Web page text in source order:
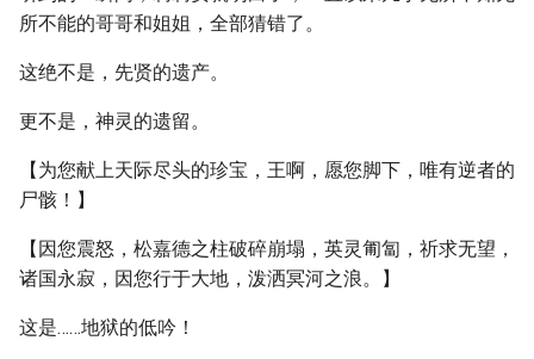
所不能的哥哥和姐姐，全部猜错了。
这绝不是，先贤的遗产。
更不是，神灵的遗留。
【为您献上天际尽头的珍宝，王啊，愿您脚下，唯有逆者的
尸骸！】
【因您震怒，松嘉德之柱破碎崩塌，英灵匍匐，祈求无望，
诸国永寂，因您行于大地，泼洒冥河之浪。】
这是……地狱的低吟！